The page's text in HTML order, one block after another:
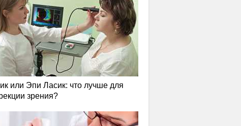
или Эпи Ласик: что лучше для
зрения?